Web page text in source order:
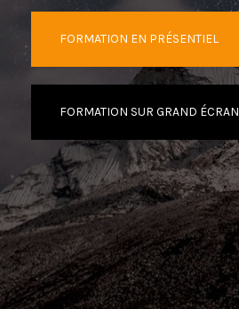
FORMATION EN PRÉSENTIEL
FORMATION SUR GRAND ÉCRAN